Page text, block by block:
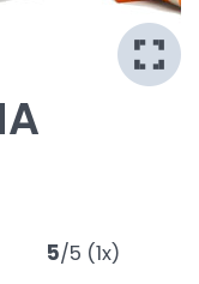
5/5 (1x)